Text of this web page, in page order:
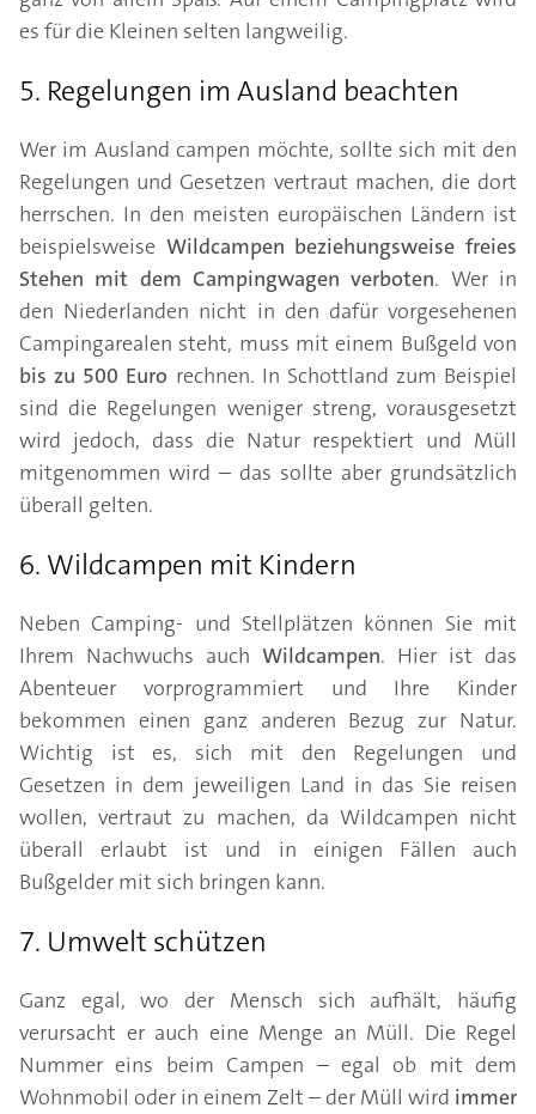
es für die Kleinen selten langweilig.
5. Regelungen im Ausland beachten
Wer im Ausland campen möchte, sollte sich mit den
Regelungen und Gesetzen vertraut machen, die dort
herrschen. In den meisten europäischen Ländern ist
beispielsweise Wildcampen beziehungsweise freies
Stehen mit dem Campingwagen verboten. Wer in
den Niederlanden nicht in den dafür vorgesehenen
Campingarealen steht, muss mit einem Bußgeld von
bis zu 500 Euro rechnen. In Schottland zum Beispiel
sind die Regelungen weniger streng, vorausgesetzt
wird jedoch, dass die Natur respektiert und Müll
mitgenommen wird – das sollte aber grundsätzlich
überall gelten.
6. Wildcampen mit Kindern
Neben Camping- und Stellplätzen können Sie mit
Ihrem Nachwuchs auch Wildcampen. Hier ist das
Abenteuer vorprogrammiert und Ihre Kinder
bekommen einen ganz anderen Bezug zur Natur.
Wichtig ist es, sich mit den Regelungen und
Gesetzen in dem jeweiligen Land in das Sie reisen
wollen, vertraut zu machen, da Wildcampen nicht
überall erlaubt ist und in einigen Fällen auch
Bußgelder mit sich bringen kann.
7. Umwelt schützen
Ganz egal, wo der Mensch sich aufhält, häufig
verursacht er auch eine Menge an Müll. Die Regel
Nummer eins beim Campen – egal ob mit dem
Wohnmobil oder in einem Zelt – der Müll wird immer